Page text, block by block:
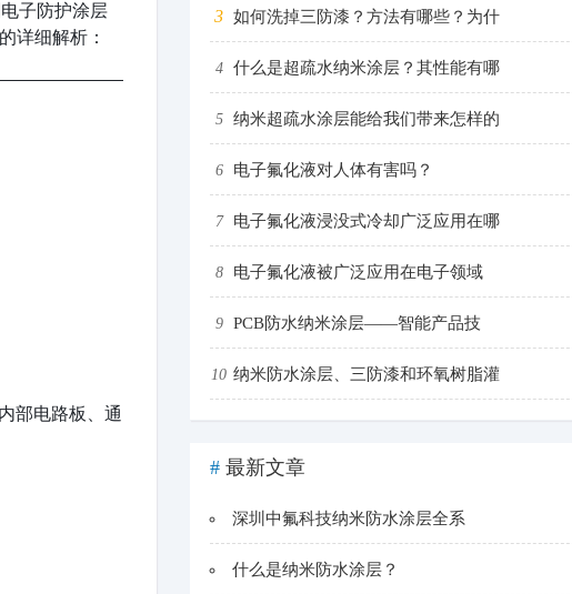
子防护涂层
详细解析：
部电路板、通
3 如何洗掉三防漆？方法有哪些？为什
4 什么是超疏水纳米涂层？其性能有哪
5 纳米超疏水涂层能给我们带来怎样的
6 电子氟化液对人体有害吗？
7 电子氟化液浸没式冷却广泛应用在哪
8 电子氟化液被广泛应用在电子领域
9 PCB防水纳米涂层——智能产品技
10 纳米防水涂层、三防漆和环氧树脂灌
# 最新文章
深圳中氟科技纳米防水涂层全系
什么是纳米防水涂层？